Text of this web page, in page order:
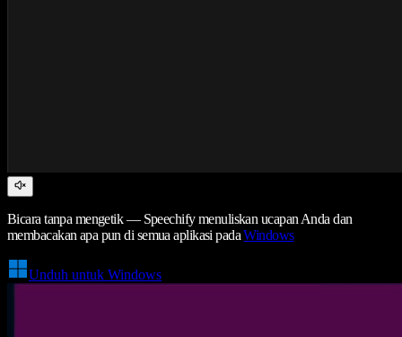
Bicara tanpa mengetik — Speechify menuliskan ucapan Anda dan
membacakan apa pun di semua aplikasi padaWindows
Unduh untuk Windows